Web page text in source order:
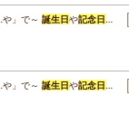
や」で～誕生日や記念日 …
や」で～誕生日や記念日 …